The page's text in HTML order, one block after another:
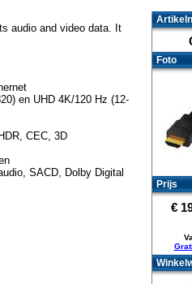
Foto
Prijs
€
audio and video data. It
en UHD 4K/120 Hz (12-
CEC, 3D
SACD, Dolby Digital